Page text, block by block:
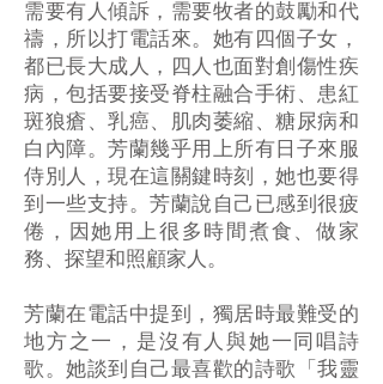
需要有人傾訴，需要牧者的鼓勵和代
禱，所以打電話來。她有四個子女，
都已長大成人，四人也面對創傷性疾
病，包括要接受脊柱融合手術、患紅
斑狼瘡、乳癌、肌肉萎縮、糖尿病和
白內障。芳蘭幾乎用上所有日子來服
侍別人，現在這關鍵時刻，她也要得
到一些支持。芳蘭說自己已感到很疲
倦，因她用上很多時間煮食、做家
務、探望和照顧家人。
芳蘭在電話中提到，獨居時最難受的
地方之一，是沒有人與她一同唱詩
歌。她談到自己最喜歡的詩歌「我靈